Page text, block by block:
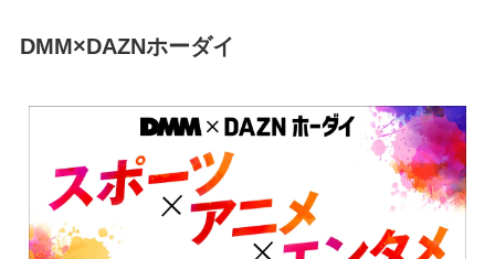
DMM×DAZNホーダイ